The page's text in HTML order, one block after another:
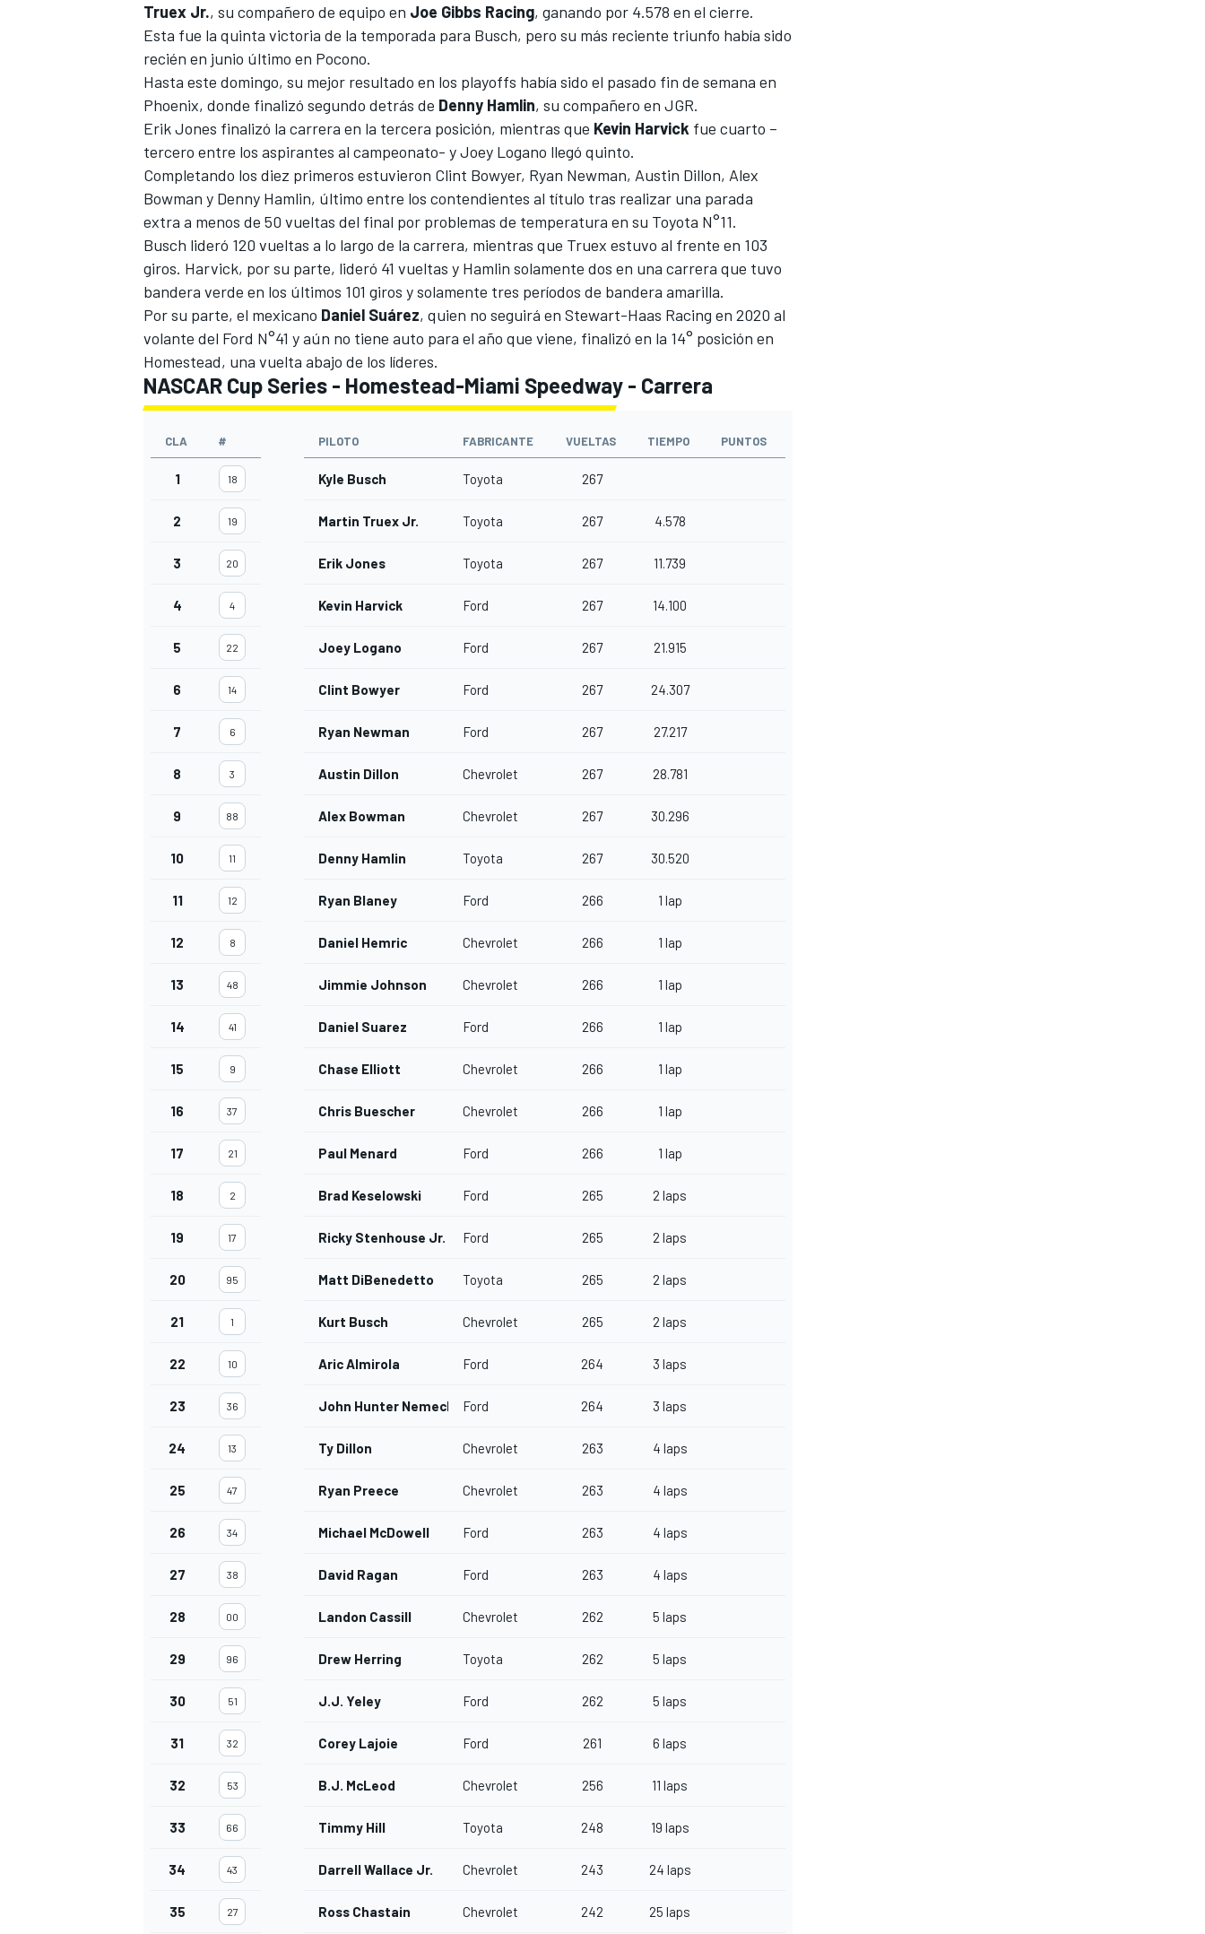
WRC
MÁS CATEGORÍAS
Truex Jr., su compañero de equipo en Joe Gibbs Racing, ganando por 4.578 en el cierre.
Esta fue la quinta victoria de la temporada para Busch, pero su más reciente triunfo había sido
recién en junio último en Pocono.
Hasta este domingo, su mejor resultado en los playoffs había sido el pasado fin de semana en
Phoenix, donde finalizó segundo detrás de Denny Hamlin, su compañero en JGR.
Erik Jones finalizó la carrera en la tercera posición, mientras que Kevin Harvick fue cuarto –
tercero entre los aspirantes al campeonato- y Joey Logano llegó quinto.
Completando los diez primeros estuvieron Clint Bowyer, Ryan Newman, Austin Dillon, Alex
Bowman y Denny Hamlin, último entre los contendientes al título tras realizar una parada
extra a menos de 50 vueltas del final por problemas de temperatura en su Toyota N°11.
Busch lideró 120 vueltas a lo largo de la carrera, mientras que Truex estuvo al frente en 103
giros. Harvick, por su parte, lideró 41 vueltas y Hamlin solamente dos en una carrera que tuvo
bandera verde en los últimos 101 giros y solamente tres períodos de bandera amarilla.
Por su parte, el mexicano Daniel Suárez, quien no seguirá en Stewart-Haas Racing en 2020 al
volante del Ford N°41 y aún no tiene auto para el año que viene, finalizó en la 14° posición en
Homestead, una vuelta abajo de los líderes.
NASCAR Cup Series - Homestead-Miami Speedway - Carrera
CLA # PILOTO FABRICANTE VUELTAS TIEMPO PUNTOS
1 18 Kyle Busch Toyota 267
2 19 Martin Truex Jr. Toyota 267 4.578
3 20 Erik Jones Toyota 267 11.739
4 4 Kevin Harvick Ford 267 14.100
5 22 Joey Logano Ford 267 21.915
6 14 Clint Bowyer Ford 267 24.307
7 6 Ryan Newman Ford 267 27.217
8 3 Austin Dillon Chevrolet 267 28.781
9 88 Alex Bowman Chevrolet 267 30.296
10 11 Denny Hamlin Toyota 267 30.520
11 12 Ryan Blaney Ford 266 1 lap
12 8 Daniel Hemric Chevrolet 266 1 lap
13 48 Jimmie Johnson Chevrolet 266 1 lap
14 41 Daniel Suarez Ford 266 1 lap
15 9 Chase Elliott Chevrolet 266 1 lap
16 37 Chris Buescher Chevrolet 266 1 lap
17 21 Paul Menard Ford 266 1 lap
18 2 Brad Keselowski Ford 265 2 laps
19 17 Ricky Stenhouse Jr. Ford 265 2 laps
20 95 Matt DiBenedetto Toyota 265 2 laps
21 1 Kurt Busch Chevrolet 265 2 laps
22 10 Aric Almirola Ford 264 3 laps
23 36 John Hunter NemechekFord 264 3 laps
24 13 Ty Dillon Chevrolet 263 4 laps
25 47 Ryan Preece Chevrolet 263 4 laps
26 34 Michael McDowell Ford 263 4 laps
27 38 David Ragan Ford 263 4 laps
28 00 Landon Cassill Chevrolet 262 5 laps
29 96 Drew Herring Toyota 262 5 laps
30 51 J.J. Yeley Ford 262 5 laps
31 32 Corey Lajoie Ford 261 6 laps
32 53 B.J. McLeod Chevrolet 256 11 laps
33 66 Timmy Hill Toyota 248 19 laps
34 43 Darrell Wallace Jr. Chevrolet 243 24 laps
35 27 Ross Chastain Chevrolet 242 25 laps